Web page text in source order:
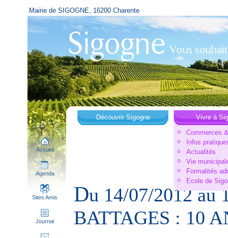
Mairie de SIGOGNE, 16200 Charente
Accueil
Agenda
Sites Amis
Journal
Découvrir Sigogne
Vivre à
Commerces
Infos
Actualités
Vie
Formalités
Ecole de
Du 14/07/2012 au
BATTAGES : 10